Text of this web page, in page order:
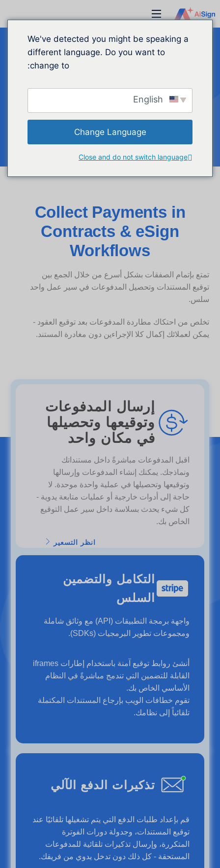
إلى
المحتوى
قائمة
طعام
المدفوعات
Collect Payments in
Contracts & eSign
Workflows
تمتع بإتمام الصفقات بشكل أسرع من خلال الجمع بين
توقيع المستندات وتحصيل المدفوعات في سير عمل واحد
سلس.
تخلص من احتكاك مطاردة المدفوعات بعد توقيع العقود -
يمكن لعملائك إكمال كلا الإجراءين دون مغادرة المستند.
إرسال المدفوعات
وتوقيعها وتحصيلها
في مكان واحد
اقبل المدفوعات مباشرةً داخل مستنداتك
ونماذجك. يمكنك إنشاء المدفوعات وإرسالها
وتوقيعها وتحصيلها في عملية واحدة موحدة. لا
حاجة إلى أدوات خارجية أو عمليات متابعة يدوية -
كل شيء يحدث بسلاسة داخل سير عمل التوقيع
الخاص بك.
انظر التسعير
التكامل والتضمين
السلس
واجهة برمجة التطبيقات (API) مع وثائق شاملة
ومجموعات تطوير البرمجيات (SDKs).
أنشئ روابط توقيع آمنة باستخدام إطارات iframes
القابلة للتضمين التي تندمج مباشرةً في النظام
الأساسي الخاص بك.
تقوم خطافات الويب بإرجاع المستندات المكتملة
تلقائياً إلى نظامك.
تذكيرات الدفع الآلي
قم بإعداد طلبات الدفع التي يتم تشغيلها تلقائيًا عند
توقيع المستندات، وجدولة دورات الفوترة
المتكررة، وإرسال تذكيرات تلقائية للمدفوعات
المستحقة - كل ذلك دون تدخل يدوي من فريقك.
We've detected you might be speaking a
different language. Do you want to
change to:
Change Language
Close and do not switch language